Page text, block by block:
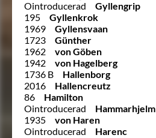
Ointroducerad
Gyllengrip
195
Gyllenkrok
1969
Gyllensvaan
1723
Günther
1962
von Göben
1942
von Hagelberg
1736 B
Hallenborg
2016
Hallencreutz
86
Hamilton
Ointroducerad
Hammarhjelm
1935
von Haren
Ointroducerad
Harenc